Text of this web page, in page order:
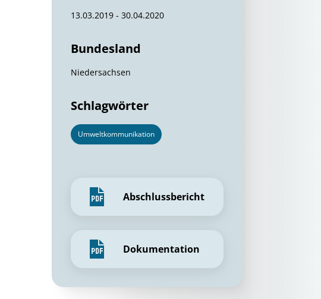
13.03.2019 - 30.04.2020
Bundesland
Niedersachsen
Schlagwörter
Umweltkommunikation
Abschlussbericht
Dokumentation